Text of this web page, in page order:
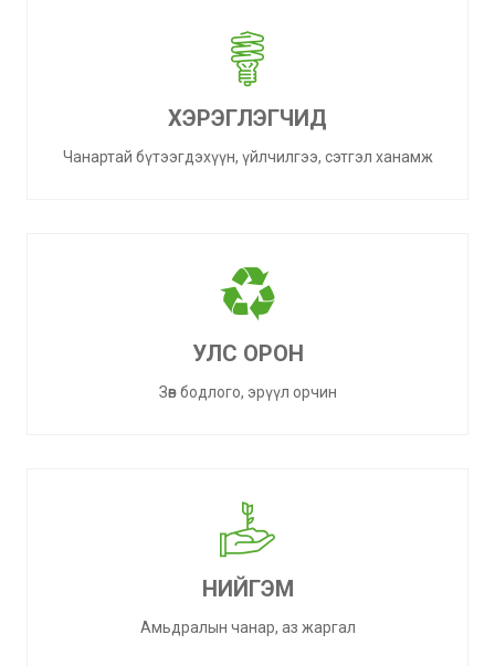
ХЭРЭГЛЭГЧИД
Чанартай бүтээгдэхүүн, үйлчилгээ, сэтгэл ханамж
УЛС ОРОН
Зөв бодлого, эрүүл орчин
НИЙГЭМ
Амьдралын чанар, аз жаргал